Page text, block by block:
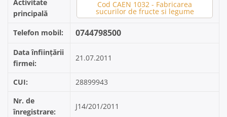
Activitate
principală
Cod CAEN 1032 - Fabricarea
sucurilor de fructe si legume
Telefon mobil: 0744798500
Data înființării
firmei:
21.07.2011
CUI:
28899943
Nr. de
înregistrare:
J14/201/2011